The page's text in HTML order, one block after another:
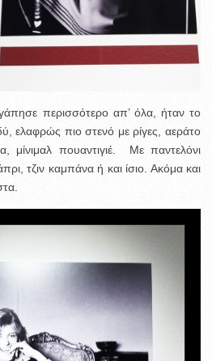
περισσότερο απ’ όλα, ήταν το
ελαφρώς πιο στενό με ρίγες, αεράτο
μίνιμαλ πουαντιγιέ. Με παντελόνι
τζιν καμπάνα ή και ίσιο. Ακόμα και